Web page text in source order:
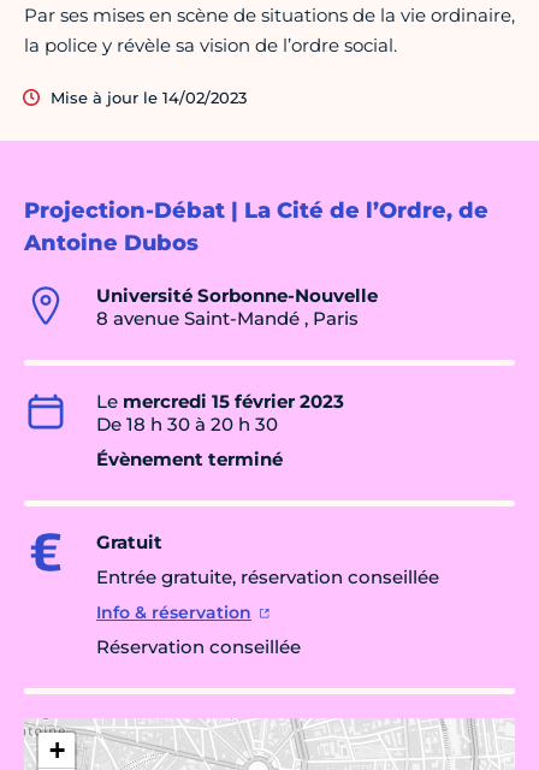
Projection-Débat | La Cité de l’Ordre, de
Antoine Dubos
Université Sorbonne-Nouvelle
8 avenue Saint-Mandé , Paris
Le mercredi 15 février 2023
De 18 h 30 à 20 h 30
Évènement terminé
Gratuit
Entrée gratuite, réservation conseillée
Info & réservation
Réservation conseillée
+
Par ses mises en scène de situations de la vie ordinaire,
la police y révèle sa vision de l’ordre social.
Mise à jour le 14/02/2023